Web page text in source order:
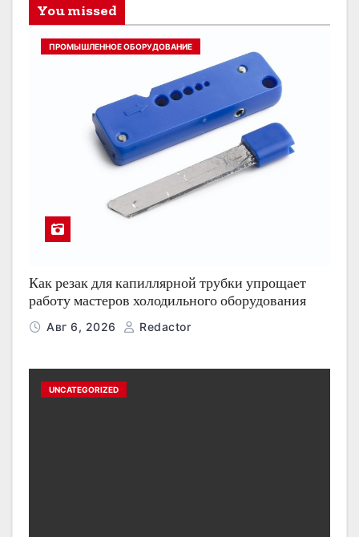
You missed
ПРОМЫШЛЕННОЕ ОБОРУДОВАНИЕ
Как резак для капиллярной трубки упрощает
работу мастеров холодильного оборудования
Авг 6, 2026 Redactor
UNCATEGORIZED